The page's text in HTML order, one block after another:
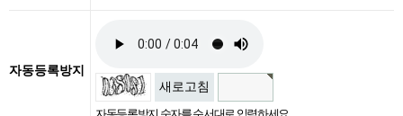
자동등록방지
새로고침